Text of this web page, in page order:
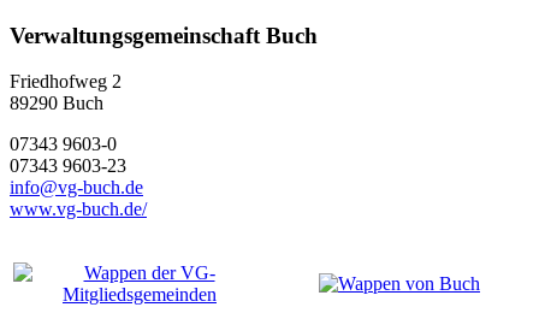
Verwaltungsgemeinschaft Buch
Friedhofweg 2
89290 Buch
07343 9603-0
07343 9603-23
info@vg-buch.de
www.vg-buch.de/